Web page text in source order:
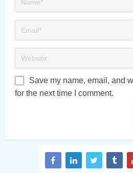
Save my name, email, and
for the next time I comment.